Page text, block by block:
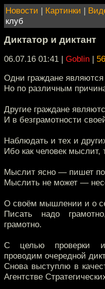
Новости | Картинки |
клуб
Диктатор и диктант
06.07.16 01:41 | Goblin |
Одни граждане
Но по различным
Другие граждане
И в безграмотности
Наблюдать и тех и
Ибо как человек мыслит,
Мыслит ясно — пишет
Мыслить не может —
О своём мышлении и о
Писать надо
грамотно.
С целью проверки и
проводим очередной
Снова выступлю в
Агентстве